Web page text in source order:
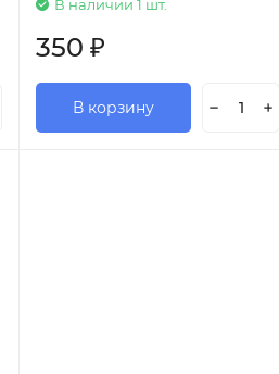
В наличии 1 шт.
350 ₽
В корзину